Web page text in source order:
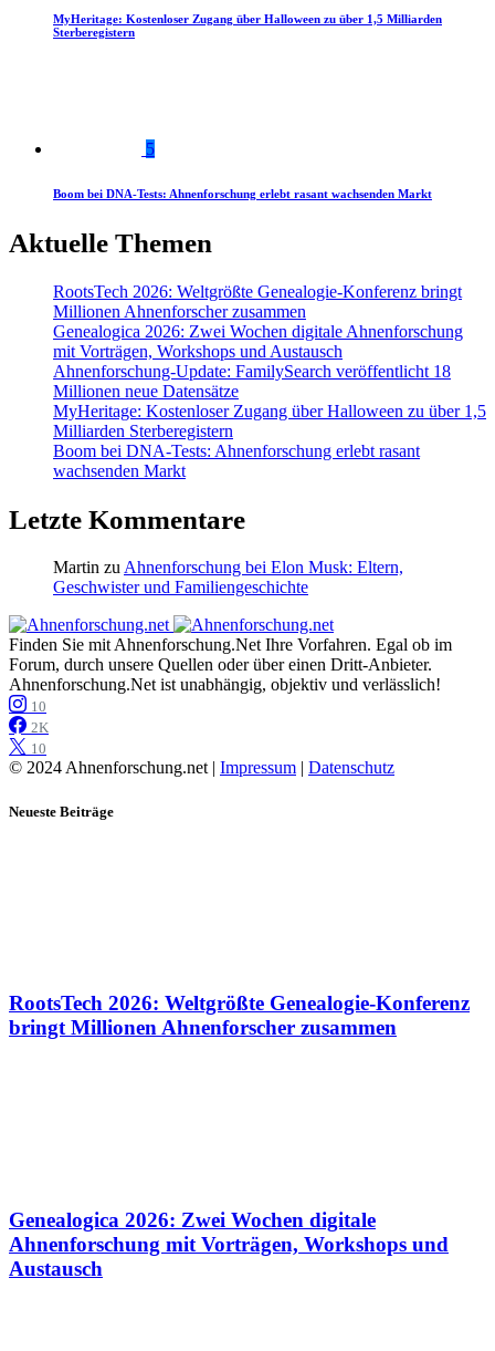
MyHeritage: Kostenloser Zugang über Halloween zu über 1,5 Milliarden
Sterberegistern
5
Boom bei DNA-Tests: Ahnenforschung erlebt rasant wachsenden Markt
Aktuelle Themen
RootsTech 2026: Weltgrößte Genealogie-Konferenz bringt
Millionen Ahnenforscher zusammen
Genealogica 2026: Zwei Wochen digitale Ahnenforschung
mit Vorträgen, Workshops und Austausch
Ahnenforschung-Update: FamilySearch veröffentlicht 18
Millionen neue Datensätze
MyHeritage: Kostenloser Zugang über Halloween zu über 1,5
Milliarden Sterberegistern
Boom bei DNA-Tests: Ahnenforschung erlebt rasant
wachsenden Markt
Letzte Kommentare
Martin zu Ahnenforschung bei Elon Musk: Eltern,
Geschwister und Familiengeschichte
Finden Sie mit Ahnenforschung.Net Ihre Vorfahren. Egal ob im
Forum, durch unsere Quellen oder über einen Dritt-Anbieter.
Ahnenforschung.Net ist unabhängig, objektiv und verlässlich!
10
2K
10
© 2024 Ahnenforschung.net | Impressum | Datenschutz
Neueste Beiträge
RootsTech 2026: Weltgrößte Genealogie-Konferenz
bringt Millionen Ahnenforscher zusammen
Genealogica 2026: Zwei Wochen digitale
Ahnenforschung mit Vorträgen, Workshops und
Austausch